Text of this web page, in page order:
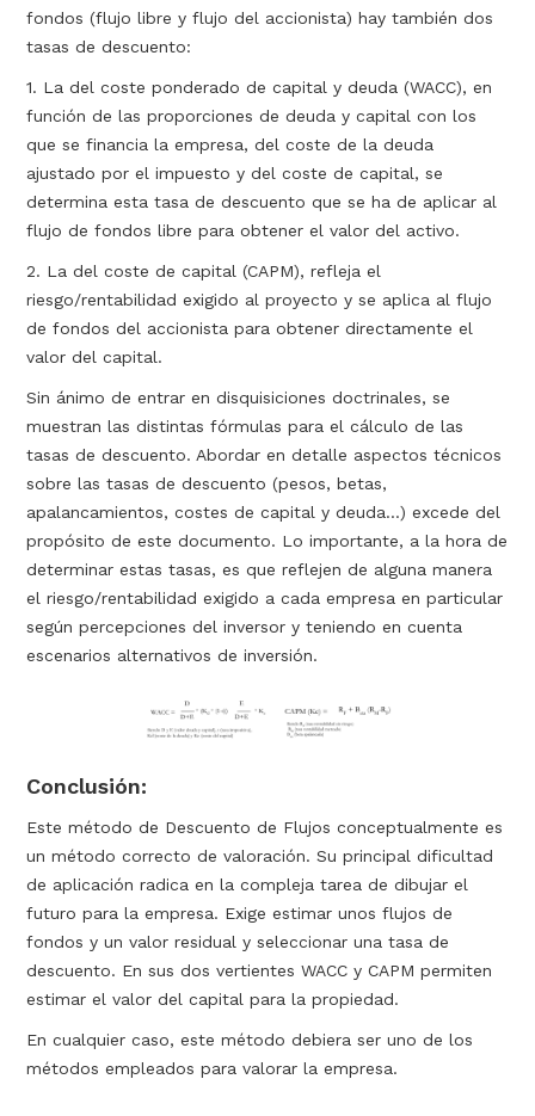
fondos (flujo libre y flujo del accionista) hay también dos
tasas de descuento:
1. La del coste ponderado de capital y deuda (WACC), en
función de las proporciones de deuda y capital con los
que se financia la empresa, del coste de la deuda
ajustado por el impuesto y del coste de capital, se
determina esta tasa de descuento que se ha de aplicar al
flujo de fondos libre para obtener el valor del activo.
2. La del coste de capital (CAPM), refleja el
riesgo/rentabilidad exigido al proyecto y se aplica al flujo
de fondos del accionista para obtener directamente el
valor del capital.
Sin ánimo de entrar en disquisiciones doctrinales, se
muestran las distintas fórmulas para el cálculo de las
tasas de descuento. Abordar en detalle aspectos técnicos
sobre las tasas de descuento (pesos, betas,
apalancamientos, costes de capital y deuda...) excede del
propósito de este documento. Lo importante, a la hora de
determinar estas tasas, es que reflejen de alguna manera
el riesgo/rentabilidad exigido a cada empresa en particular
según percepciones del inversor y teniendo en cuenta
escenarios alternativos de inversión.
Conclusión:
Este método de Descuento de Flujos conceptualmente es
un método correcto de valoración. Su principal dificultad
de aplicación radica en la compleja tarea de dibujar el
futuro para la empresa. Exige estimar unos flujos de
fondos y un valor residual y seleccionar una tasa de
descuento. En sus dos vertientes WACC y CAPM permiten
estimar el valor del capital para la propiedad.
En cualquier caso, este método debiera ser uno de los
métodos empleados para valorar la empresa.